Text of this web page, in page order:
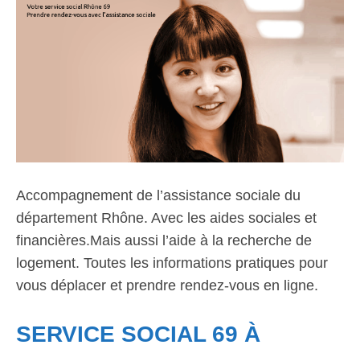
Accompagnement de l’assistance sociale du
département Rhône. Avec les aides sociales et
financières.Mais aussi l’aide à la recherche de
logement. Toutes les informations pratiques pour
vous déplacer et prendre rendez-vous en ligne.
SERVICE SOCIAL 69 À